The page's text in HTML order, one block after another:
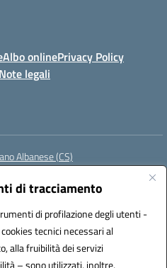
di tracciamento
di profilazione degli utenti -
tecnici necessari al
alla fruibilità dei servizi
– sono utilizzati, inoltre,
Albo onlinePrivacy Policy
Note legali
Albanese (CS)
csic878003@pec.istruzione.it
(IPA): istsc_csic878003